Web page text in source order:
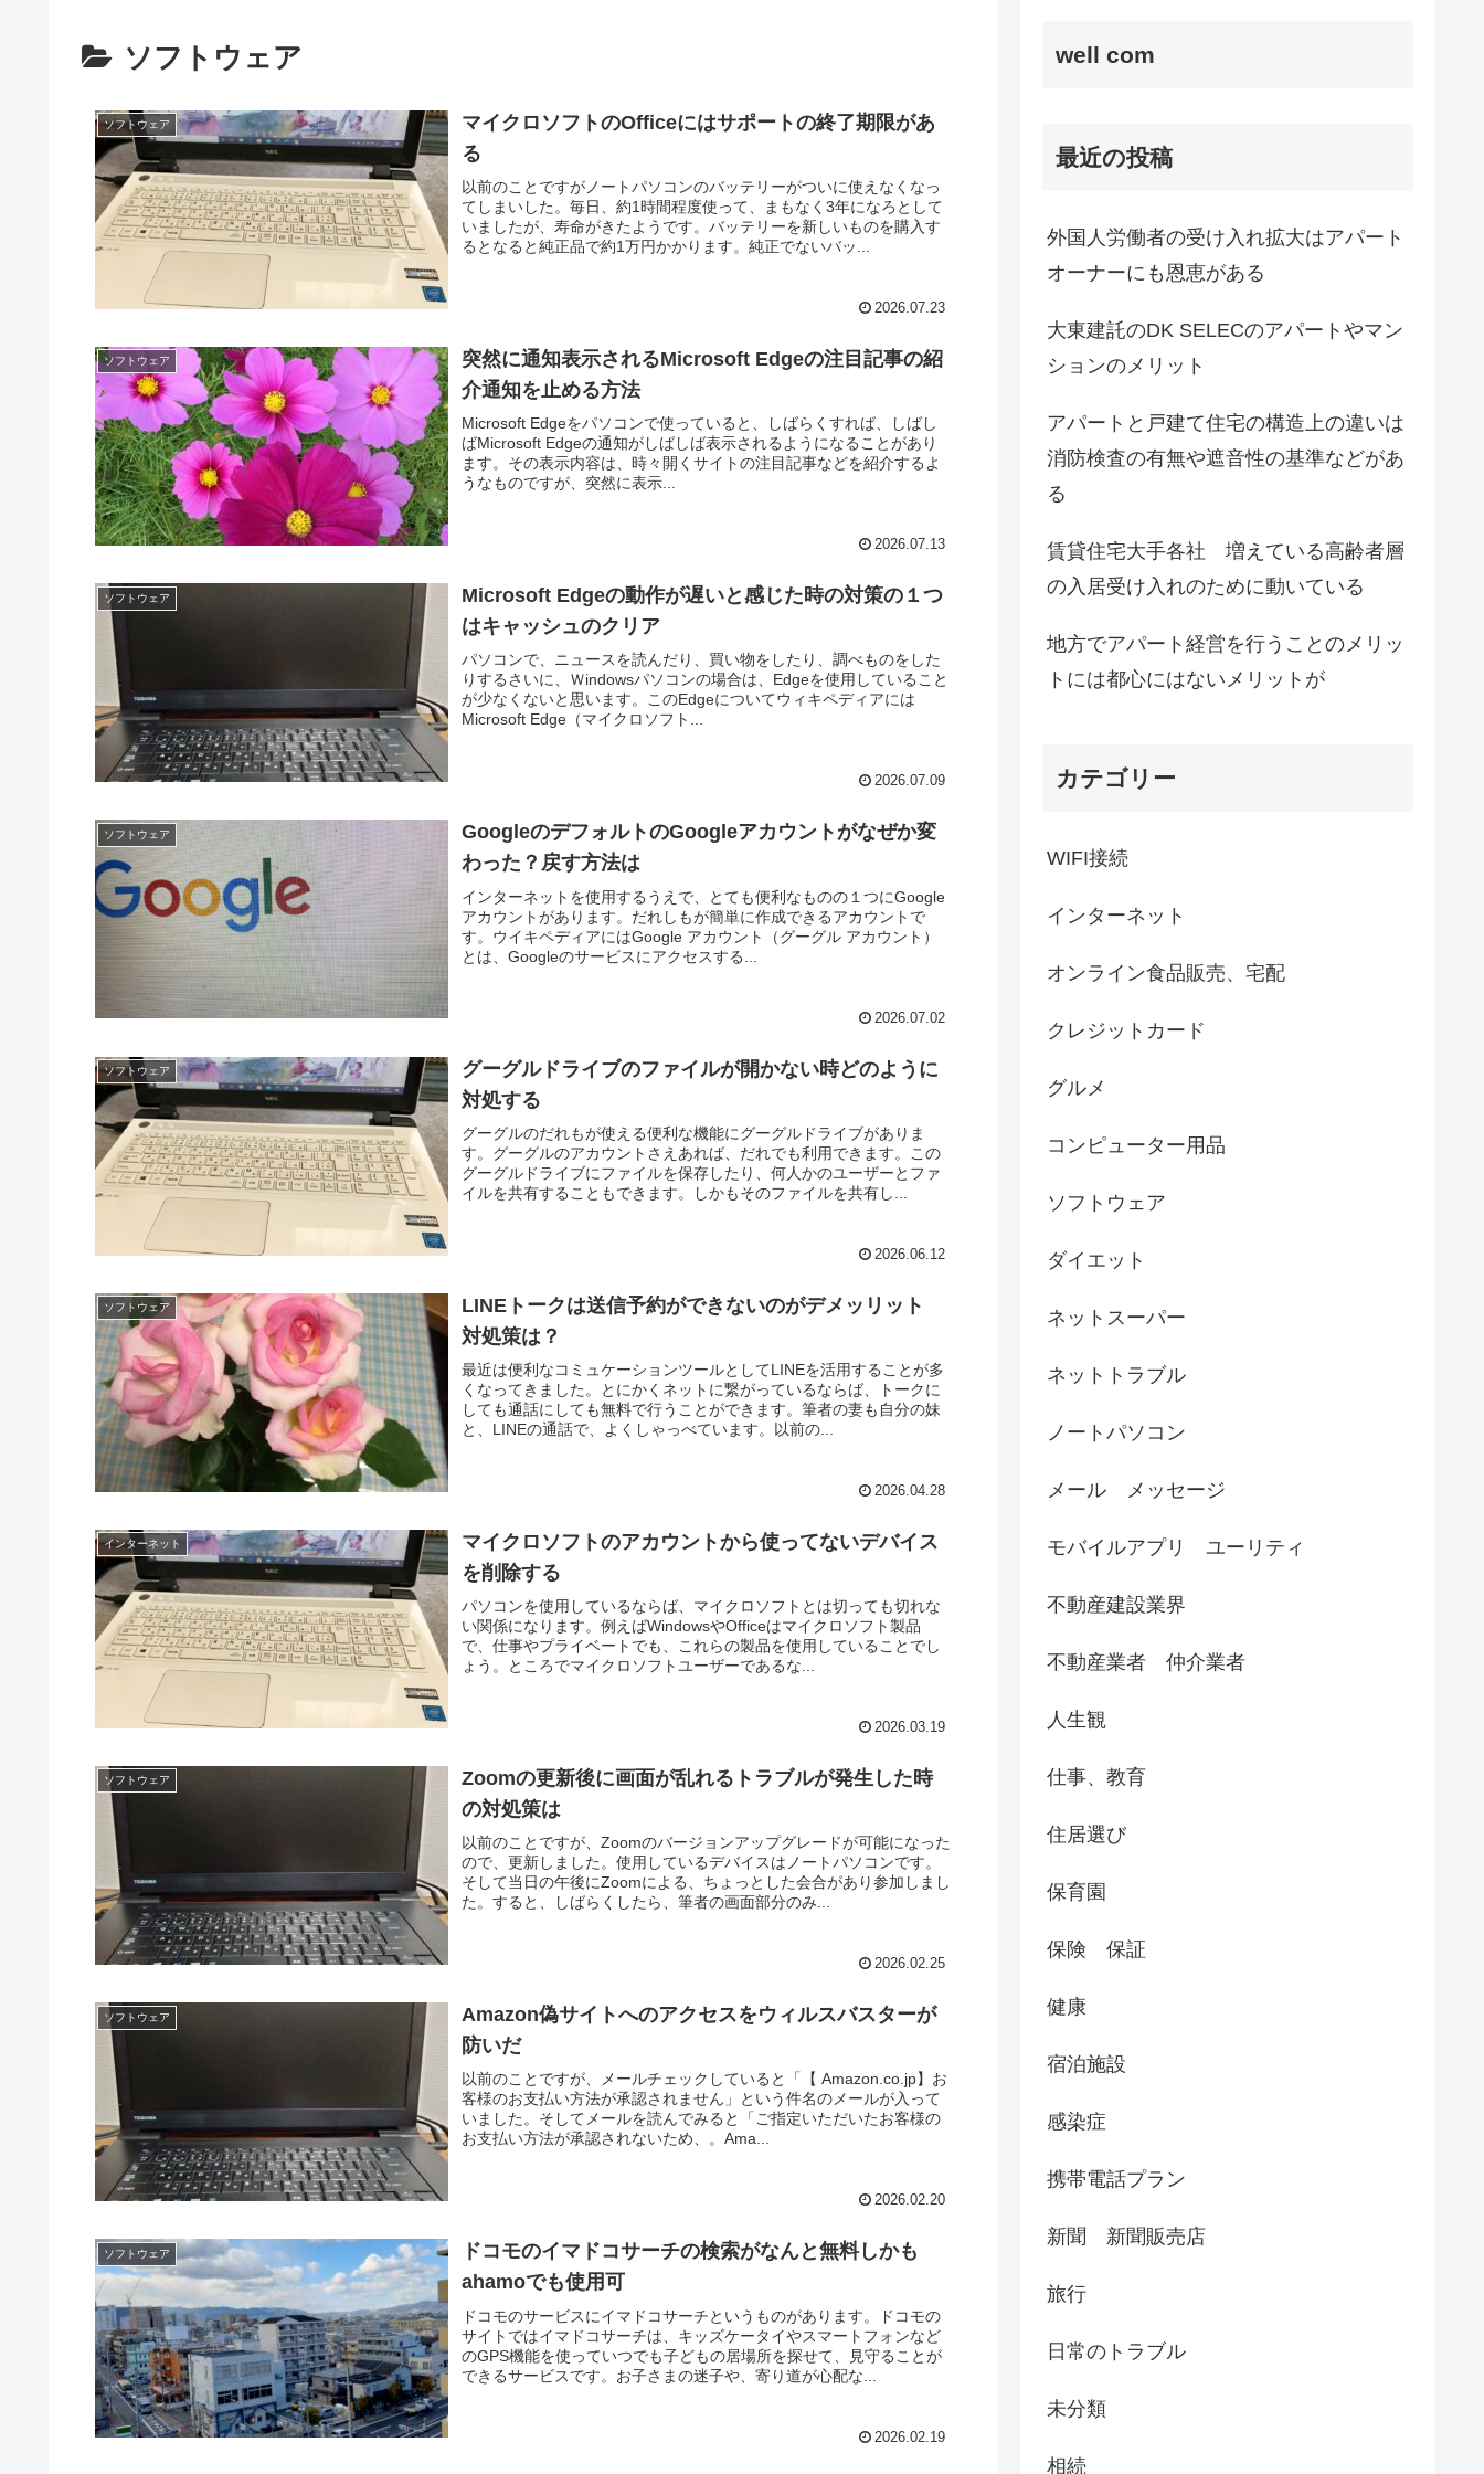
ソフトウェア
ソフトウェア
マイクロソフトのOfficeにはサポートの終了期限があ
る
以前のことですがノートパソコンのバッテリーがついに使えなくなっ
てしまいした。毎日、約1時間程度使って、まもなく3年になろとして
いましたが、寿命がきたようです。バッテリーを新しいものを購入す
るとなると純正品で約1万円かかります。純正でないバッ...
2026.07.23
ソフトウェア
突然に通知表示されるMicrosoft Edgeの注目記事の紹
介通知を止める方法
Microsoft Edgeをパソコンで使っていると、しばらくすれば、しばし
ばMicrosoft Edgeの通知がしばしば表示されるようになることがあり
ます。その表示内容は、時々開くサイトの注目記事などを紹介するよ
うなものですが、突然に表示...
2026.07.13
ソフトウェア
Microsoft Edgeの動作が遅いと感じた時の対策の１つ
はキャッシュのクリア
パソコンで、ニュースを読んだり、買い物をしたり、調べものをした
りするさいに、Ｗindowsパソコンの場合は、Edgeを使用していること
が少なくないと思います。このEdgeについてウィキペディアには
Microsoft Edge（マイクロソフト...
2026.07.09
ソフトウェア
GoogleのデフォルトのGoogleアカウントがなぜか変
わった？戻す方法は
インターネットを使用するうえで、とても便利なものの１つにGoogle
アカウントがあります。だれしもが簡単に作成できるアカウントで
す。ウイキペディアにはGoogle アカウント（グーグル アカウント）
とは、Googleのサービスにアクセスする...
2026.07.02
ソフトウェア
グーグルドライブのファイルが開かない時どのように
対処する
グーグルのだれもが使える便利な機能にグーグルドライブがありま
す。グーグルのアカウントさえあれば、だれでも利用できます。この
グーグルドライブにファイルを保存したり、何人かのユーザーとファ
イルを共有することもできます。しかもそのファイルを共有し...
2026.06.12
ソフトウェア
LINEトークは送信予約ができないのがデメッリット
対処策は？
最近は便利なコミュケーションツールとしてLINEを活用することが多
くなってきました。とにかくネットに繋がっているならば、トークに
しても通話にしても無料で行うことができます。筆者の妻も自分の妹
と、LINEの通話で、よくしゃっべています。以前の...
2026.04.28
インターネット
マイクロソフトのアカウントから使ってないデバイス
を削除する
パソコンを使用しているならば、マイクロソフトとは切っても切れな
い関係になります。例えばWindowsやOfficeはマイクロソフト製品
で、仕事やプライベートでも、これらの製品を使用していることでし
ょう。ところでマイクロソフトユーザーであるな...
2026.03.19
ソフトウェア
Zoomの更新後に画面が乱れるトラブルが発生した時
の対処策は
以前のことですが、Zoomのバージョンアップグレードが可能になった
ので、更新しました。使用しているデバイスはノートパソコンです。
そして当日の午後にZoomによる、ちょっとした会合があり参加しまし
た。すると、しばらくしたら、筆者の画面部分のみ...
2026.02.25
ソフトウェア
Amazon偽サイトへのアクセスをウィルスバスターが
防いだ
以前のことですが、メールチェックしていると「【 Amazon.co.jp】お
客様のお支払い方法が承認されません」という件名のメールが入って
いました。そしてメールを読んでみると「ご指定いただいたお客様の
お支払い方法が承認されないため、。Ama...
2026.02.20
ソフトウェア
ドコモのイマドコサーチの検索がなんと無料しかも
ahamoでも使用可
ドコモのサービスにイマドコサーチというものがあります。ドコモの
サイトではイマドコサーチは、キッズケータイやスマートフォンなど
のGPS機能を使っていつでも子どもの居場所を探せて、見守ることが
できるサービスです。お子さまの迷子や、寄り道が心配な...
2026.02.19
well com
最近の投稿
外国人労働者の受け入れ拡大はアパート
オーナーにも恩恵がある
大東建託のDK SELECのアパートやマン
ションのメリット
アパートと戸建て住宅の構造上の違いは
消防検査の有無や遮音性の基準などがあ
る
賃貸住宅大手各社 増えている高齢者層
の入居受け入れのために動いている
地方でアパート経営を行うことのメリッ
トには都心にはないメリットが
カテゴリー
WIFI接続
インターネット
オンライン食品販売、宅配
クレジットカード
グルメ
コンピューター用品
ソフトウェア
ダイエット
ネットスーパー
ネットトラブル
ノートパソコン
メール メッセージ
モバイルアプリ ユーリティ
不動産建設業界
不動産業者 仲介業者
人生観
仕事、教育
住居選び
保育園
保険 保証
健康
宿泊施設
感染症
携帯電話プラン
新聞 新聞販売店
旅行
日常のトラブル
未分類
相続